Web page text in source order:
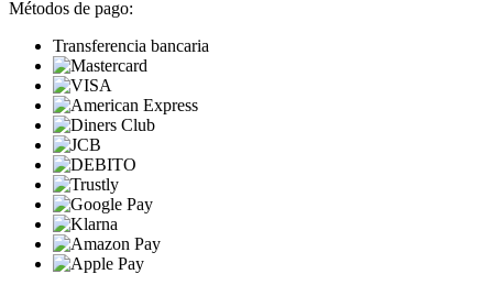
Métodos de pago:
Transferencia bancaria